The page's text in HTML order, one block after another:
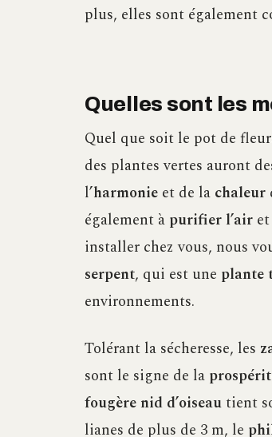
plus, elles sont également
Quelles sont les
Quel que soit le pot de
des plantes vertes auront
l’harmonie et de la chaleur
également à purifier l’air
installer chez vous, nous
serpent, qui est une plante
environnements.
Tolérant la sécheresse, les
sont le signe de la
fougère nid d’oiseautient
lianes de plus de 3 m, le